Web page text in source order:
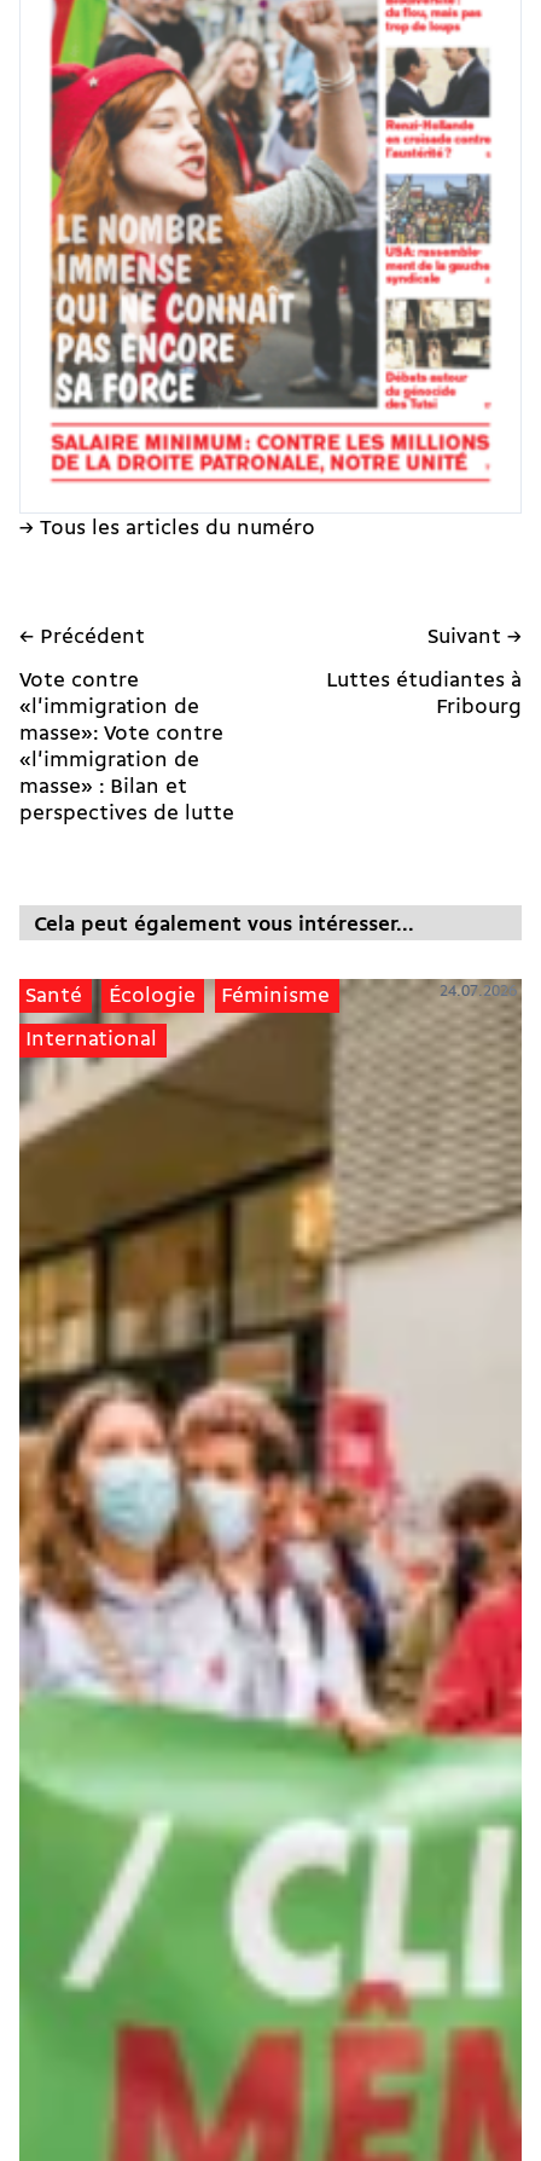
→ Tous les articles du numéro
← Précédent
Vote contre
«l'immigration de
masse»: Vote contre
«l'immigration de
masse» : Bilan et
perspectives de lutte
Suivant →
Luttes étudiantes à
Fribourg
Cela peut également vous intéresser...
Santé Écologie Féminisme
International
24.07.2026